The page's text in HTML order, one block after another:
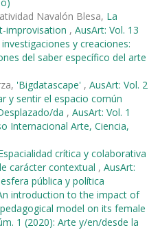
Navalón Blesa, La
improvisation , AusArt: Vol. 13
y creaciones:
del saber específico del arte
'Bigdatascape' , AusArt: Vol. 2
y sentir el espacio común
da , AusArt: Vol. 1
Internacional Arte, Ciencia,
crítica y colaborativa
carácter contextual , AusArt:
pública y política
introduction to the impact of
model on its female
1 (2020): Arte y/en/desde la